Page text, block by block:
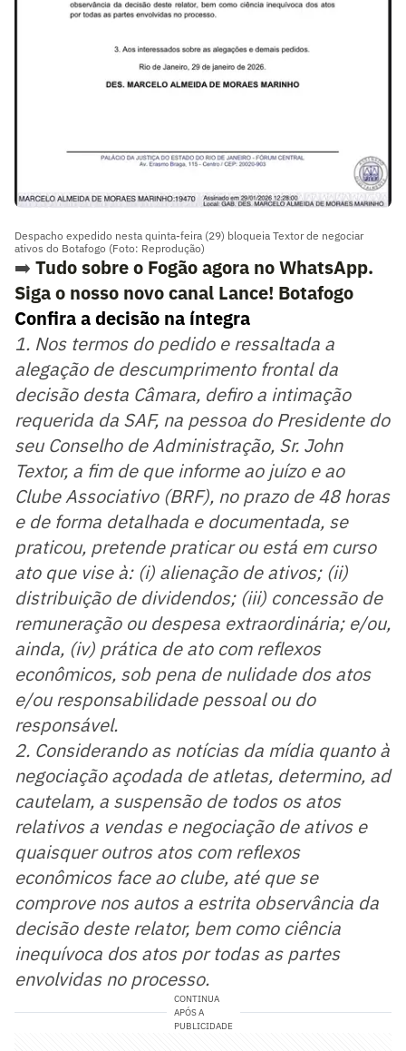
Despacho expedido nesta quinta-feira (29) bloqueia Textor de negociar
ativos do Botafogo (Foto: Reprodução)
➡️ Tudo sobre o Fogão agora no WhatsApp.
Siga o nosso novo canal Lance! Botafogo
Confira a decisão na íntegra
1. Nos termos do pedido e ressaltada a
alegação de descumprimento frontal da
decisão desta Câmara, defiro a intimação
requerida da SAF, na pessoa do Presidente do
seu Conselho de Administração, Sr. John
Textor, a fim de que informe ao juízo e ao
Clube Associativo (BRF), no prazo de 48 horas
e de forma detalhada e documentada, se
praticou, pretende praticar ou está em curso
ato que vise à: (i) alienação de ativos; (ii)
distribuição de dividendos; (iii) concessão de
remuneração ou despesa extraordinária; e/ou,
ainda, (iv) prática de ato com reflexos
econômicos, sob pena de nulidade dos atos
e/ou responsabilidade pessoal ou do
responsável.
2. Considerando as notícias da mídia quanto à
negociação açodada de atletas, determino, ad
cautelam, a suspensão de todos os atos
relativos a vendas e negociação de ativos e
quaisquer outros atos com reflexos
econômicos face ao clube, até que se
comprove nos autos a estrita observância da
decisão deste relator, bem como ciência
inequívoca dos atos por todas as partes
envolvidas no processo.
CONTINUA
APÓS A
PUBLICIDADE